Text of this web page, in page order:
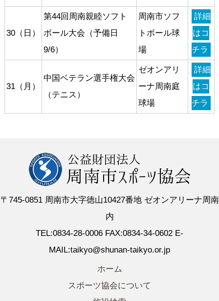
30（日）
第44回周南親睦ソフト
ボール大会（予備日
9/6）
周南市ソフ
トボール球
場
詳細
はコ
チラ
31（月）
中国ベテラン選手権大会
（テニス）
ゼオンアリ
ーナ周南庭
球場
詳細
はコ
チラ
〒745-0851 周南市大字徳山10427番地 ゼオンアリーナ周南
内
TEL:0834-28-0006 FAX:0834-34-0602 E-
MAIL:taikyo@shunan-taikyo.or.jp
ホーム
スポーツ協会について